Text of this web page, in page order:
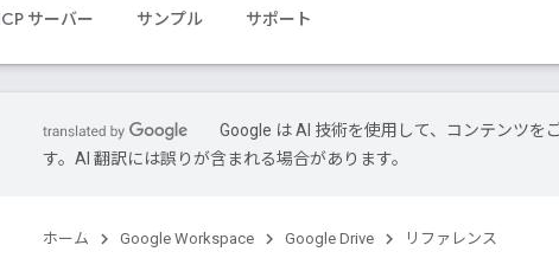
サーバー サンプル サポート
Google は AI 技術を使用して、コンテンツを
す。AI 翻訳には誤りが含まれる場合があります。
ホーム Google Workspace Google Drive リファレンス